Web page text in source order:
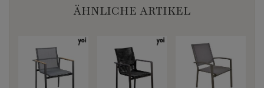
ÄHNLICHE ARTIKEL